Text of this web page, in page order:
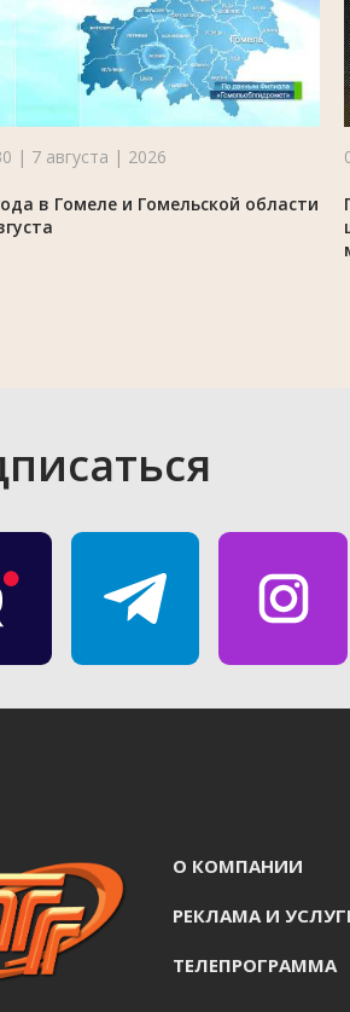
| 7 августа | 2026
в Гомеле и Гомельской области
О КОМПАНИИ
РЕКЛАМА И
ТЕЛЕПРОГРАММА